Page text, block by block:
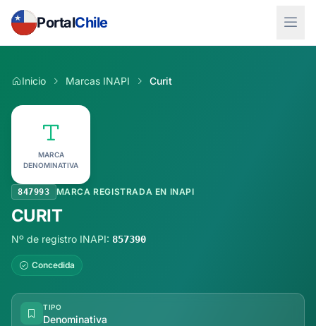
PortalChile
Inicio Marcas INAPI Curit
MARCA
DENOMINATIVA
847993 MARCA REGISTRADA EN INAPI
CURIT
Nº de registro INAPI: 857390
Concedida
TIPO
Denominativa